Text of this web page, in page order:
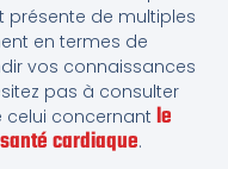
présente de multiples
en termes de
vos connaissances
pas à consulter
celui concernant le
cardiaque.